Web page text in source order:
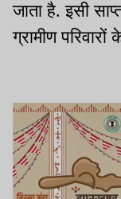
जाता है. इसी
ग्रामीण